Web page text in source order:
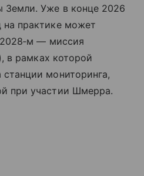
Земли. Уже в конце 2026
на практике может
2028‑м — миссия
в рамках которой
станции мониторинга,
при участии Шмерра.